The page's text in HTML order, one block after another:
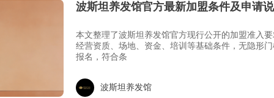
波斯坦养发馆官方最新加盟条件及申请
本文整理了波斯坦养发馆官方现行公开的加盟准入
经营资质、场地、资金、培训等基础条件，无隐形
报名，符合条
波斯坦养发馆